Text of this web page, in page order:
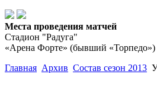
Места проведения матчей
Стадион "Радуга"
«Арена Форте» (бывший «Торпедо»)
Главная Архив Состав сезон 2013